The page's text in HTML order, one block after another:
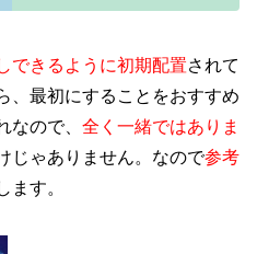
できるように初期配置されて
、最初にすることをおすすめ
なので、 全く一緒ではありま
じゃありません。なので参考
ます。